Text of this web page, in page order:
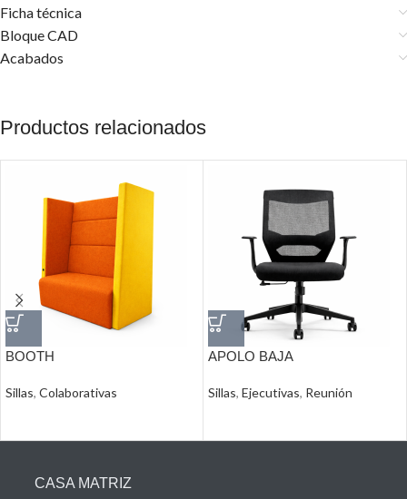
Ficha técnica
Bloque CAD
Acabados
Productos relacionados
BOOTH
Sillas, Colaborativas
APOLO BAJA
Sillas, Ejecutivas, Reunión
CASA MATRIZ